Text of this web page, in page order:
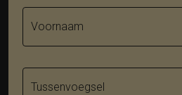
Voornaam
Tussenvoegsel